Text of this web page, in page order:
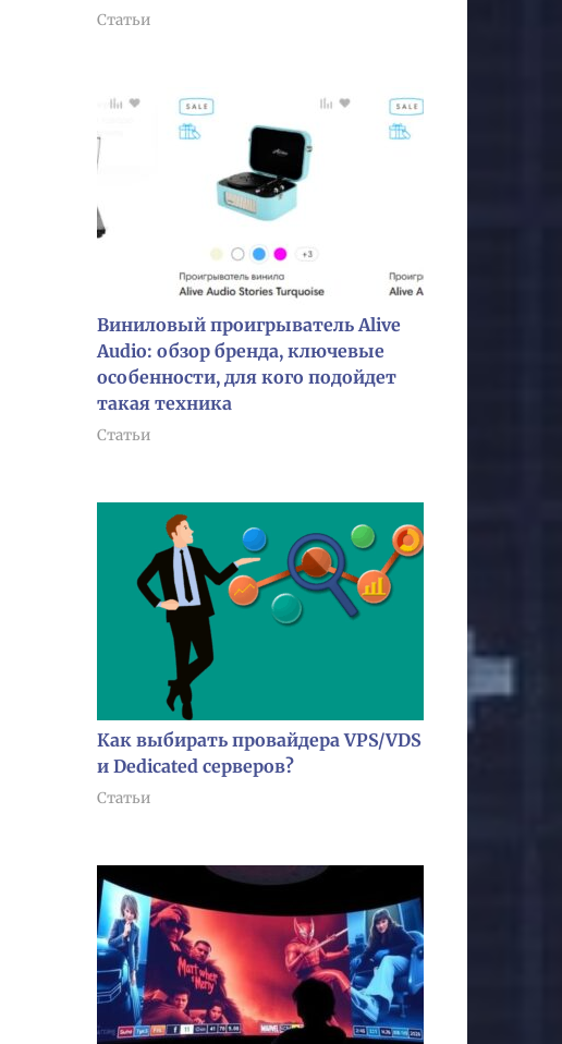
Статьи
Виниловый проигрыватель Alive
Audio: обзор бренда, ключевые
особенности, для кого подойдет
такая техника
Статьи
Как выбирать провайдера VPS/VDS
и Dedicated серверов?
Статьи